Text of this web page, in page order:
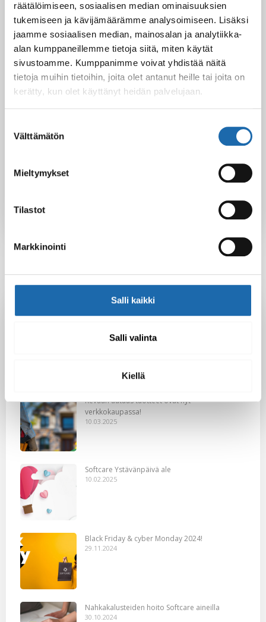
räätälöimiseen, sosiaalisen median ominaisuuksien
tukemiseen ja kävijämäärämme analysoimiseen. Lisäksi
jaamme sosiaalisen median, mainosalan ja analytiikka-
alan kumppaneillemme tietoja siitä, miten käytät
sivustoamme. Kumppanimme voivat yhdistää näitä
tietoja muihin tietoihin, joita olet antanut heille tai joita on
kerätty, kun olet käyttänyt heidän palvelujaan.
valinta
Välttämätön
Mieltymykset
Tilastot
Markkinointi
Salli kaikki
Salli valinta
Kiellä
Pinterest
Twitter
28.11.2025
Kevään uutuus tuotteet ovat nyt
verkkokaupassa!
10.03.2025
Softcare Ystävänpäivä ale
10.02.2025
Black Friday & cyber Monday 2024!
29.11.2024
Nahkakalusteiden hoito Softcare aineilla
30.10.2024